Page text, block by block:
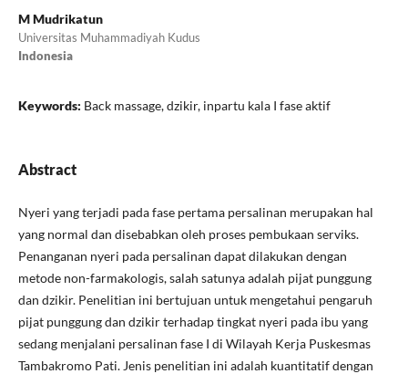
M Mudrikatun
Universitas Muhammadiyah Kudus
Indonesia
Keywords: Back massage, dzikir, inpartu kala I fase aktif
Abstract
Nyeri yang terjadi pada fase pertama persalinan merupakan hal
yang normal dan disebabkan oleh proses pembukaan serviks.
Penanganan nyeri pada persalinan dapat dilakukan dengan
metode non-farmakologis, salah satunya adalah pijat punggung
dan dzikir. Penelitian ini bertujuan untuk mengetahui pengaruh
pijat punggung dan dzikir terhadap tingkat nyeri pada ibu yang
sedang menjalani persalinan fase I di Wilayah Kerja Puskesmas
Tambakromo Pati. Jenis penelitian ini adalah kuantitatif dengan